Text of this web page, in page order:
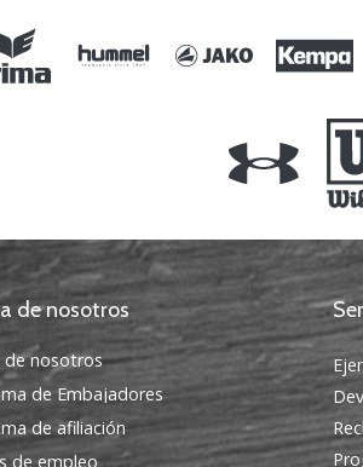
de nosotros
de nosotros
de Embajadores
de afiliación
de empleo